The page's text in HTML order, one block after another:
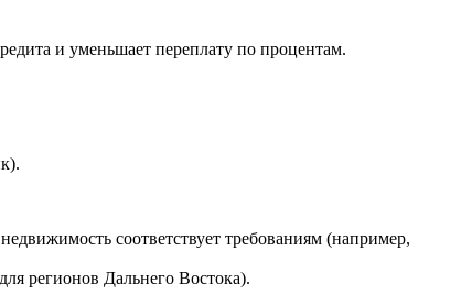
и уменьшает переплату по процентам.
соответствует требованиям (например,
регионов Дальнего Востока).